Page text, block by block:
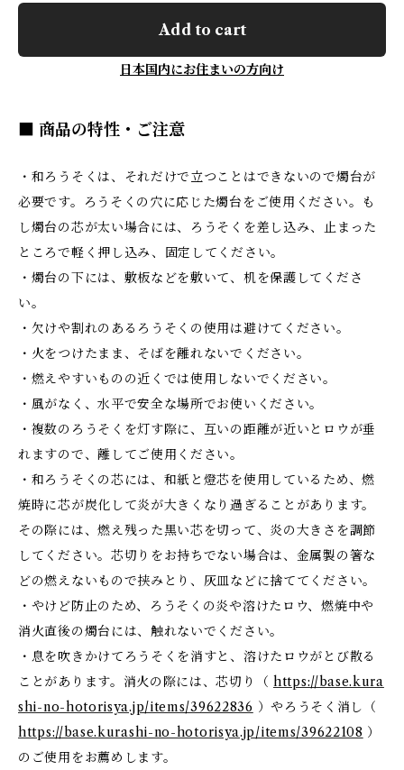
Add to cart
日本国内にお住まいの方向け
■ 商品の特性・ご注意
・和ろうそくは、それだけで立つことはできないので燭台が
必要です。ろうそくの穴に応じた燭台をご使用ください。も
し燭台の芯が太い場合には、ろうそくを差し込み、止まった
ところで軽く押し込み、固定してください。
・燭台の下には、敷板などを敷いて、机を保護してくださ
い。
・欠けや割れのあるろうそくの使用は避けてください。
・火をつけたまま、そばを離れないでください。
・燃えやすいものの近くでは使用しないでください。
・風がなく、水平で安全な場所でお使いください。
・複数のろうそくを灯す際に、互いの距離が近いとロウが垂
れますので、離してご使用ください。
・和ろうそくの芯には、和紙と燈芯を使用しているため、燃
焼時に芯が炭化して炎が大きくなり過ぎることがあります。
その際には、燃え残った黒い芯を切って、炎の大きさを調節
してください。芯切りをお持ちでない場合は、金属製の箸な
どの燃えないもので挟みとり、灰皿などに捨ててください。
・やけど防止のため、ろうそくの炎や溶けたロウ、燃焼中や
消火直後の燭台には、触れないでください。
・息を吹きかけてろうそくを消すと、溶けたロウがとび散る
ことがあります。消火の際には、芯切り（ https://base.kura
shi-no-hotorisya.jp/items/39622836 ）やろうそく消し（
https://base.kurashi-no-hotorisya.jp/items/39622108 ）
のご使用をお薦めします。